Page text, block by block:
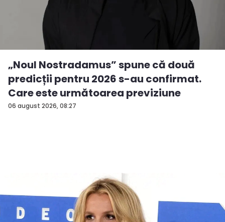
06 august 2026, 08:27
„Noul Nostradamus” spune că două
predicții pentru 2026 s-au confirmat.
Care este următoarea previziune